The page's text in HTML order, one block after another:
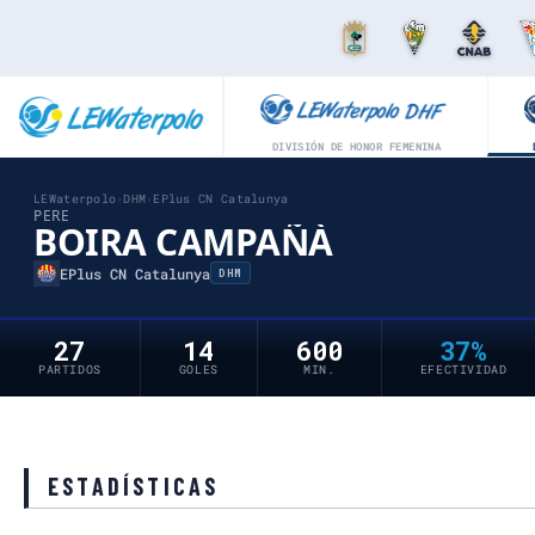
DIVISIÓN DE HONOR FEMENINA
LEWaterpolo› DHM› EPlus CN Catalunya
PERE
BOIRA CAMPAÑÀ
EPlus CN Catalunya DHM
27
PARTIDOS
14
GOLES
600
MIN.
37%
EFECTIVIDAD
ESTADÍSTICAS